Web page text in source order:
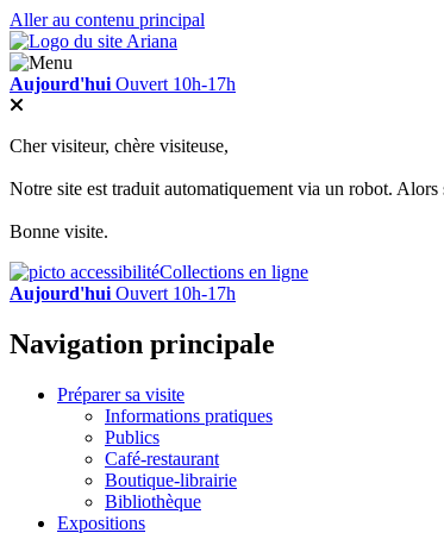
Aller au contenu principal
Aujourd'hui Ouvert 10h-17h
Cher visiteur, chère visiteuse,
Notre site est traduit automatiquement via un robot. Alors
Bonne visite.
Collections en ligne
Aujourd'hui Ouvert 10h-17h
Navigation principale
Préparer sa visite
Informations pratiques
Publics
Café-restaurant
Boutique-librairie
Bibliothèque
Expositions